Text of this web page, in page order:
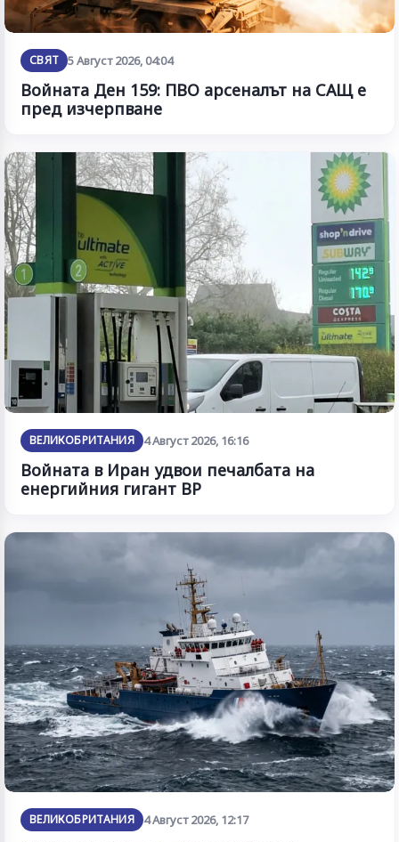
СВЯТ 5 Август 2026, 04:04
Войната Ден 159: ПВО арсеналът на САЩ е
пред изчерпване
ВЕЛИКОБРИТАНИЯ 4 Август 2026, 16:16
Войната в Иран удвои печалбата на
енергийния гигант BP
ВЕЛИКОБРИТАНИЯ 4 Август 2026, 12:17